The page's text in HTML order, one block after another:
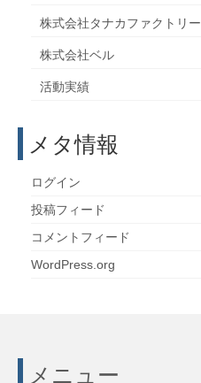
株式会社タナカファクトリー
株式会社ベル
活動実績
メタ情報
ログイン
投稿フィード
コメントフィード
WordPress.org
メニュー